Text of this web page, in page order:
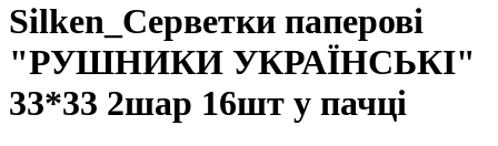
Silken_Серветки паперові
"РУШНИКИ УКРАЇНСЬКІ"
33*33 2шар 16шт у пачці